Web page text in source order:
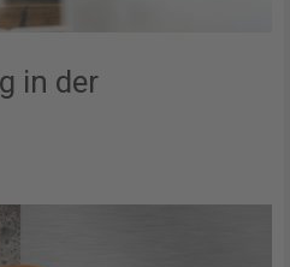
in der